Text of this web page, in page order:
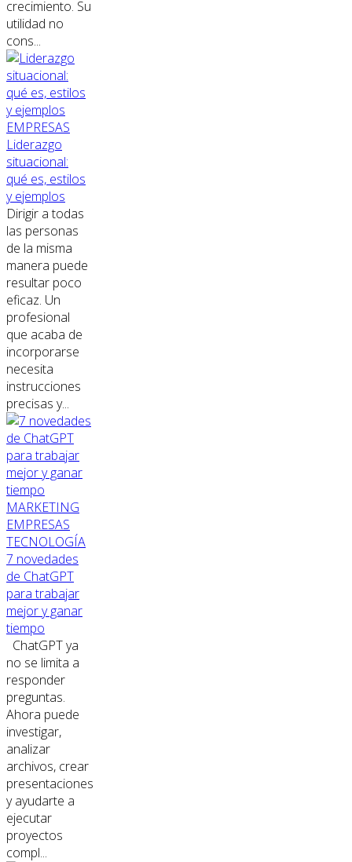
crecimiento. Su
utilidad no
cons...
EMPRESAS
Liderazgo
situacional:
qué es, estilos
y ejemplos
Dirigir a todas
las personas
de la misma
manera puede
resultar poco
eficaz. Un
profesional
que acaba de
incorporarse
necesita
instrucciones
precisas y...
MARKETING
EMPRESAS
TECNOLOGÍA
7 novedades
de ChatGPT
para trabajar
mejor y ganar
tiempo
ChatGPT ya
no se limita a
responder
preguntas.
Ahora puede
investigar,
analizar
archivos, crear
presentaciones
y ayudarte a
ejecutar
proyectos
compl...